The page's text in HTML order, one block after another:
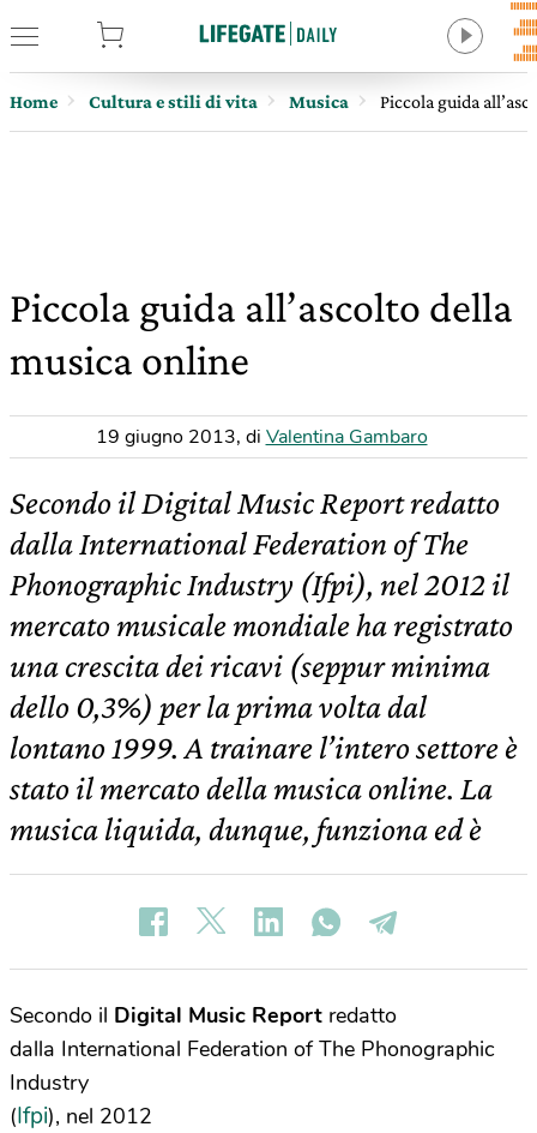
Home Cultura e stili di vita Musica Piccola guida
Piccola guida all’ascolto della
musica online
19 giugno 2013, di Valentina Gambaro
Secondo il Digital Music Report redatto
dalla International Federation of The
Phonographic Industry (Ifpi), nel 2012 il
mercato musicale mondiale ha registrato
una crescita dei ricavi (seppur minima
dello 0,3%) per la prima volta dal
lontano 1999. A trainare l’intero settore è
stato il mercato della musica online. La
musica liquida, dunque, funziona ed è
Secondo il Digital Music Report redatto
dalla International Federation of The Phonographic
Industry
(Ifpi), nel 2012